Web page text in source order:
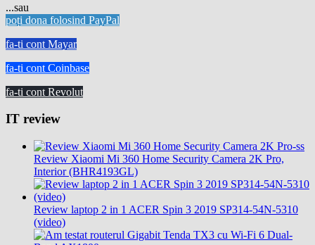
...sau
poți dona folosind PayPal
fa-ti cont Mayar
fa-ti cont Coinbase
fa-ti cont Revolut
IT review
Review Xiaomi Mi 360 Home Security Camera 2K Pro,
Interior (BHR4193GL)
Review laptop 2 in 1 ACER Spin 3 2019 SP314-54N-5310
(video)